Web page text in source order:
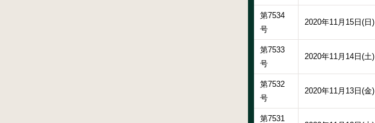
第7534
号
2020年11月15日(日)
第7533
号
2020年11月14日(土)
第7532
号
2020年11月13日(金)
第7531